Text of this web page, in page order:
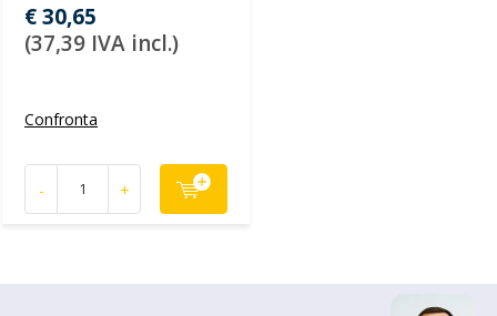
€ 30,65
(37,39 IVA incl.)
Confronta
- +